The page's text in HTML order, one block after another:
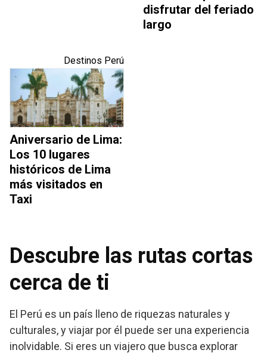
disfrutar del feriado
largo
Destinos Perú
Aniversario de Lima:
Los 10 lugares
históricos de Lima
más visitados en
Taxi
Descubre las rutas cortas
cerca de ti
El Perú es un país lleno de riquezas naturales y
culturales, y viajar por él puede ser una experiencia
inolvidable. Si eres un viajero que busca explorar